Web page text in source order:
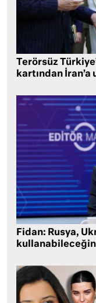
Terörsüz
kartından İran’a
Fidan: Rusya,